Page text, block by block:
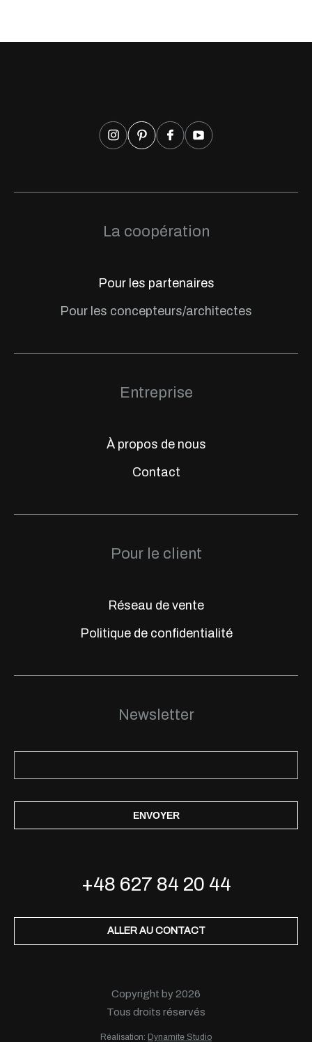
La coopération
Pour les partenaires
Pour les concepteurs/architectes
Entreprise
À propos de nous
Contact
Pour le client
Réseau de vente
Politique de confidentialité
Newsletter
ENVOYER
+48 627 84 20 44
ALLER AU CONTACT
Copyright by 2026
Tous droits réservés
Réalisation: Dynamite Studio